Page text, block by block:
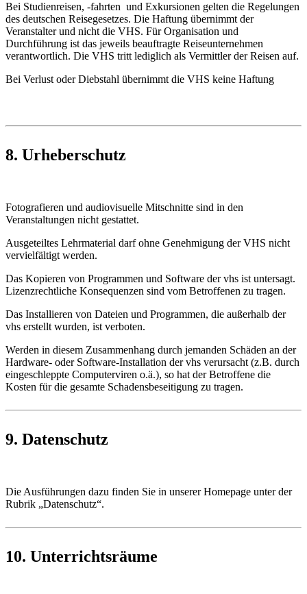
Bei Studienreisen, -fahrten und Exkursionen gelten die Regelungen
des deutschen Reisegesetzes. Die Haftung übernimmt der
Veranstalter und nicht die VHS. Für Organisation und
Durchführung ist das jeweils beauftragte Reiseunternehmen
verantwortlich. Die VHS tritt lediglich als Vermittler der Reisen auf.
Bei Verlust oder Diebstahl übernimmt die VHS keine Haftung
8. Urheberschutz
Fotografieren und audiovisuelle Mitschnitte sind in den
Veranstaltungen nicht gestattet.
Ausgeteiltes Lehrmaterial darf ohne Genehmigung der VHS nicht
vervielfältigt werden.
Das Kopieren von Programmen und Software der vhs ist untersagt.
Lizenzrechtliche Konsequenzen sind vom Betroffenen zu tragen.
Das Installieren von Dateien und Programmen, die außerhalb der
vhs erstellt wurden, ist verboten.
Werden in diesem Zusammenhang durch jemanden Schäden an der
Hardware- oder Software-Installation der vhs verursacht (z.B. durch
eingeschleppte Computerviren o.ä.), so hat der Betroffene die
Kosten für die gesamte Schadensbeseitigung zu tragen.
9. Datenschutz
Die Ausführungen dazu finden Sie in unserer Homepage unter der
Rubrik „Datenschutz“.
10. Unterrichtsräume